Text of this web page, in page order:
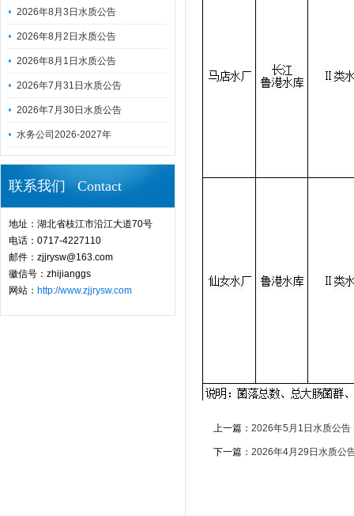
2026年8月3日水质公告
2026年8月2日水质公告
2026年8月1日水质公告
2026年7月31日水质公告
2026年7月30日水质公告
水务公司2026-2027年
联系我们 Contact
地址：湖北省枝江市沿江大道70号
电话：0717-4227110
邮件：zjjrysw@163.com
徽信号：zhijianggs
网站： http://www.zjjrysw.com
上一篇： 2026年5月1日水质公告
下一篇： 2026年4月29日水质公